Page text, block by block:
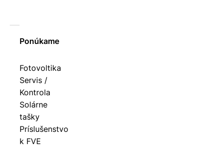
Ponúkame
Fotovoltika
Servis /
Kontrola
Solárne
tašky
Príslušenstvo
k FVE